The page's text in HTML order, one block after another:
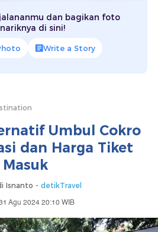
dan bagikan foto
di sini!
Write a Story
Umbul Cokro
dan Harga Tiket
Masuk
Isnanto - detikTravel
Agu 2024 20:10 WIB